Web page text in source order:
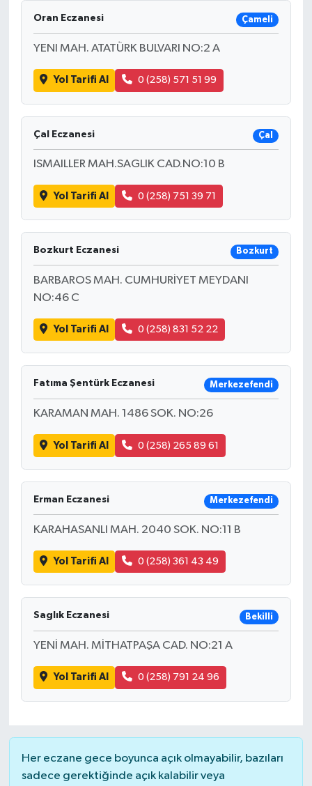
Oran Eczanesi Çameli
YENI MAH. ATATÜRK BULVARI NO:2 A
Yol Tarifi Al 0 (258) 571 51 99
Çal Eczanesi Çal
ISMAILLER MAH.SAGLIK CAD.NO:10 B
Yol Tarifi Al 0 (258) 751 39 71
Bozkurt Eczanesi Bozkurt
BARBAROS MAH. CUMHURİYET MEYDANI
NO:46 C
Yol Tarifi Al 0 (258) 831 52 22
Fatıma Şentürk Eczanesi Merkezefendi
KARAMAN MAH. 1486 SOK. NO:26
Yol Tarifi Al 0 (258) 265 89 61
Erman Eczanesi Merkezefendi
KARAHASANLI MAH. 2040 SOK. NO:11 B
Yol Tarifi Al 0 (258) 361 43 49
Saglık Eczanesi Bekilli
YENİ MAH. MİTHATPAŞA CAD. NO:21 A
Yol Tarifi Al 0 (258) 791 24 96
Her eczane gece boyunca açık olmayabilir, bazıları
sadece gerektiğinde açık kalabilir veya